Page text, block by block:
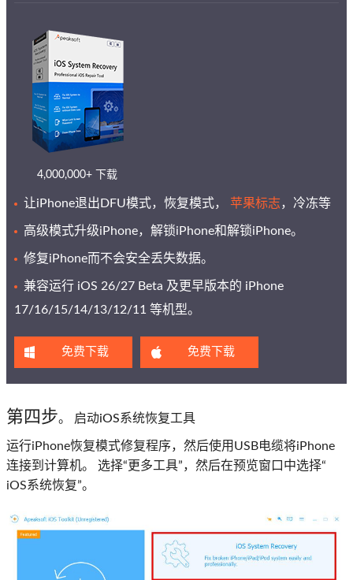
4,000,000+ 下载
让iPhone退出DFU模式，恢复模式， 苹果标志，冷冻等
高级模式升级iPhone，解锁iPhone和解锁iPhone。
修复iPhone而不会安全丢失数据。
兼容运行 iOS 26/27 Beta 及更早版本的 iPhone
17/16/15/14/13/12/11 等机型。
免费下载 免费下载
第四步。 启动iOS系统恢复工具
运行iPhone恢复模式修复程序，然后使用USB电缆将iPhone
连接到计算机。 选择“更多工具”，然后在预览窗口中选择“
iOS系统恢复”。